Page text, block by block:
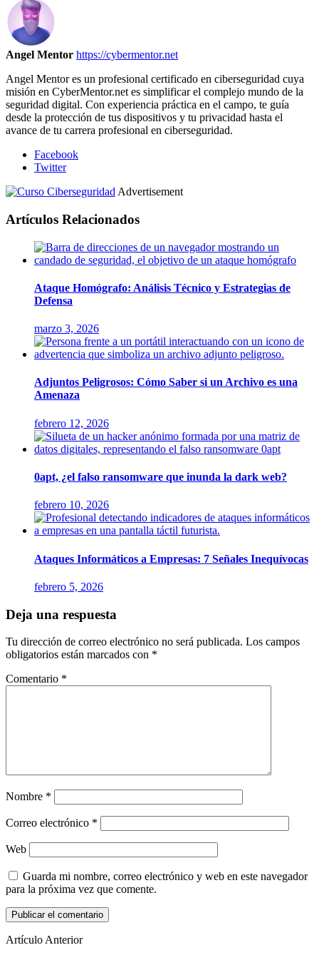
Angel Mentor https://cybermentor.net
Angel Mentor es un profesional certificado en ciberseguridad cuya
misión en CyberMentor.net es simplificar el complejo mundo de la
seguridad digital. Con experiencia práctica en el campo, te guía
desde la protección de tus dispositivos y tu privacidad hasta el
avance de tu carrera profesional en ciberseguridad.
Facebook
Twitter
Advertisement
Artículos Relacionados
Ataque Homógrafo: Análisis Técnico y Estrategias de
Defensa
marzo 3, 2026
Adjuntos Peligrosos: Cómo Saber si un Archivo es una
Amenaza
febrero 12, 2026
0apt, ¿el falso ransomware que inunda la dark web?
febrero 10, 2026
Ataques Informáticos a Empresas: 7 Señales Inequívocas
febrero 5, 2026
Deja una respuesta
Tu dirección de correo electrónico no será publicada. Los campos
obligatorios están marcados con *
Comentario *
Nombre *
Correo electrónico *
Web
Guarda mi nombre, correo electrónico y web en este navegador
para la próxima vez que comente.
Artículo Anterior